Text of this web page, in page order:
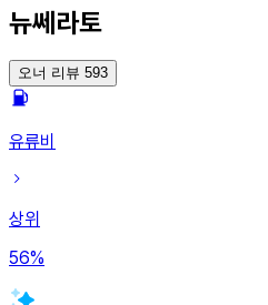
뉴쎄라토
오너 리뷰 593
유류비
상위
56%